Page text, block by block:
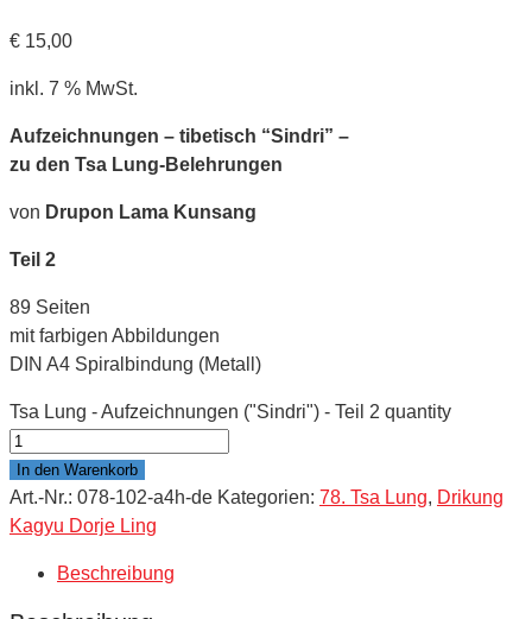
€ 15,00
inkl. 7 % MwSt.
Aufzeichnungen – tibetisch “Sindri” –
zu den Tsa Lung-Belehrungen
von Drupon Lama Kunsang
Teil 2
89 Seiten
mit farbigen Abbildungen
DIN A4 Spiralbindung (Metall)
Tsa Lung - Aufzeichnungen ("Sindri") - Teil 2 quantity
In den Warenkorb
Art.-Nr.: 078-102-a4h-de Kategorien: 78. Tsa Lung, Drikung
Kagyu Dorje Ling
Beschreibung